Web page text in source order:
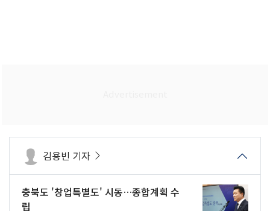
김용빈 기자
충북도 '창업특별도' 시동…종합계획 수
립